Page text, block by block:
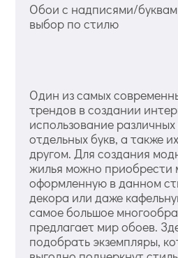
Обои с надписями/
выбор по стилю
Один из самых
трендов в создании
использование
отдельных букв, а также
другом. Для создания
жилья можно приобрести
оформленную в данном
декора или даже
самое большое
предлагает мир обоев.
подобрать экземпляры,